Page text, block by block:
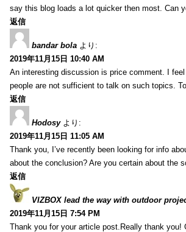
say this blog loads a lot quicker then most. Can
返信
bandar bola より:
2019年11月15日 10:40 AM
An interesting discussion is price comment. I
people are not sufficient to talk on such topics.
返信
Hodosy より:
2019年11月15日 11:05 AM
Thank you, I’ve recently been looking for info
about the conclusion? Are you certain about the
返信
VIZBOX lead the way with outdoor
2019年11月15日 7:54 PM
Thank you for your article post.Really thank you!